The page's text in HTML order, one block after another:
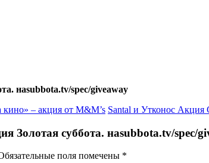
наsubbota.tv/spec/giveaway
– акция от M&M’s Santal и Утконос Акция
Золотая суббота. наsubbota.tv/spec/
поля помечены *